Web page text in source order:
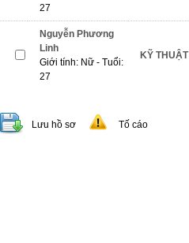
27
Nguyễn Phương
Linh
Giới tính: Nữ - Tuổi:
27
KỸ THUẬT
Lưu hồ sơ Tố cáo